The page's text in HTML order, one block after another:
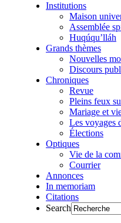
Institutions
Maison
Assemblée
Huqúqu’lláh
Grands thèmes
Nouvelles
Discours
Chroniques
Revue
Pleins feux
Mariage et
Les voyages
Élections
Optiques
Vie de la
Courrier
Annonces
In memoriam
Citations
Search